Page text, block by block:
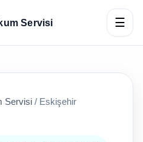
Servisi ☰
Servisi / Eskişehir